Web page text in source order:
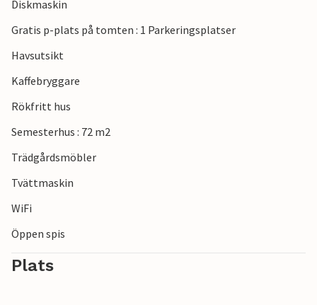
Diskmaskin
Gratis p-plats på tomten : 1 Parkeringsplatser
Havsutsikt
Kaffebryggare
Rökfritt hus
Semesterhus : 72 m2
Trädgårdsmöbler
Tvättmaskin
WiFi
Öppen spis
Plats